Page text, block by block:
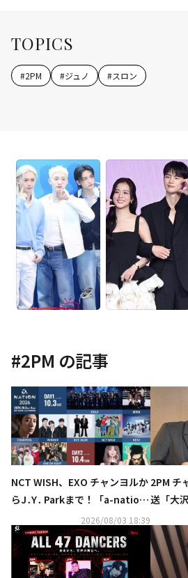
TOPICS
#2PM #ジュノ #スロン
#2PM の記事
NCT WISH、EXO チャンヨルか
らJ․Y․ Parkまで！「a-nation
2026」第1弾出演アーティスト
発表
2026/08/03 18:39
2PM チ
送「大
演！オ
くりへ